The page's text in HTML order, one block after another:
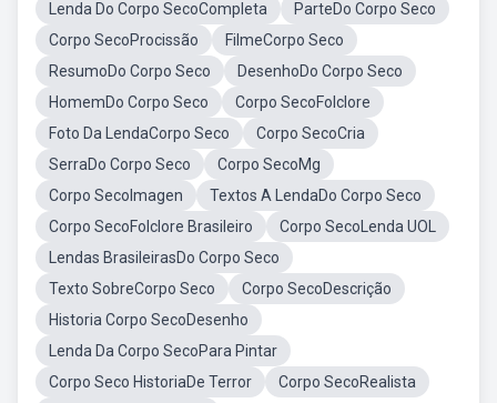
Lenda Do Corpo SecoCompleta
ParteDo Corpo Seco
Corpo SecoProcissão
FilmeCorpo Seco
ResumoDo Corpo Seco
DesenhoDo Corpo Seco
HomemDo Corpo Seco
Corpo SecoFolclore
Foto Da LendaCorpo Seco
Corpo SecoCria
SerraDo Corpo Seco
Corpo SecoMg
Corpo SecoImagen
Textos A LendaDo Corpo Seco
Corpo SecoFolclore Brasileiro
Corpo SecoLenda UOL
Lendas BrasileirasDo Corpo Seco
Texto SobreCorpo Seco
Corpo SecoDescrição
Historia Corpo SecoDesenho
Lenda Da Corpo SecoPara Pintar
Corpo Seco HistoriaDe Terror
Corpo SecoRealista